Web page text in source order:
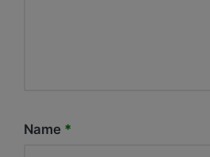
Name *